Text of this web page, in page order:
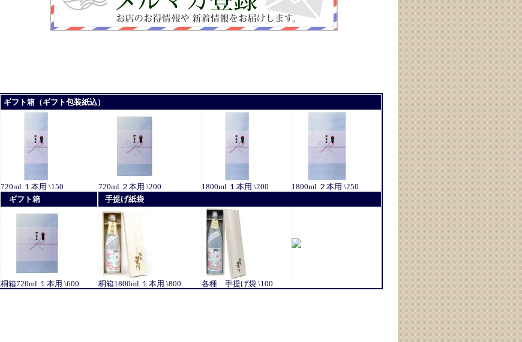
ギフト箱（ギフト包装紙込）
720ml １本用 \150 720ml ２本用 \200 1800ml １本用 \200
1800ml ２本用 \250
ギフト箱
手提げ紙袋
桐箱720ml １本用 \600 桐箱1800ml １本用 \800 各種 手提げ袋 \100